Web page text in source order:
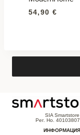
54,90 €
SIA Smartstore
Рег. Но.
ИНФОРМАЦИЯ